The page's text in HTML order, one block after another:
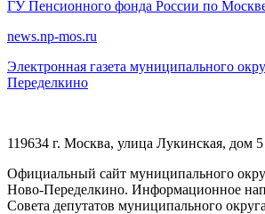
ГУ Пенсионного фонда России по
news.np-mos.ru
Электронная газета муниципального
Переделкино
119634 г. Москва, улица Лукинская, дом 5
Официальный сайт муниципального
Ново-Переделкино. Информационное
Совета депутатов муниципального